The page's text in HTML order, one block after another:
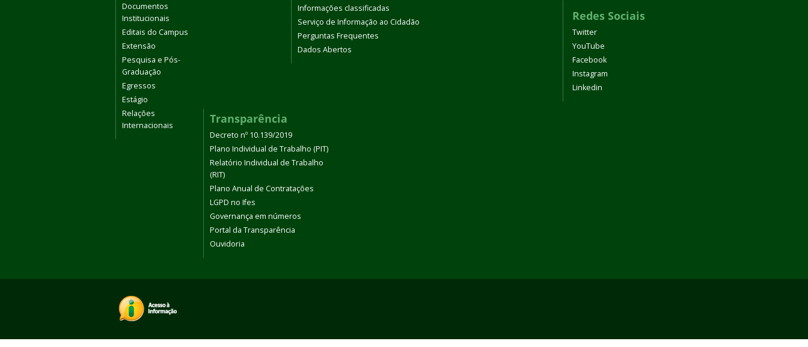
Documentos
Institucionais
Editais do Campus
Extensão
Pesquisa e Pós-
Graduação
Egressos
Estágio
Relações
Internacionais
Informações classificadas
Serviço de Informação ao Cidadão
Perguntas Frequentes
Dados Abertos
Redes Sociais
Twitter
YouTube
Facebook
Instagram
Linkedin
Transparência
Decreto nº 10.139/2019
Plano Individual de Trabalho (PIT)
Relatório Individual de Trabalho
(RIT)
Plano Anual de Contratações
LGPD no Ifes
Governança em números
Portal da Transparência
Ouvidoria